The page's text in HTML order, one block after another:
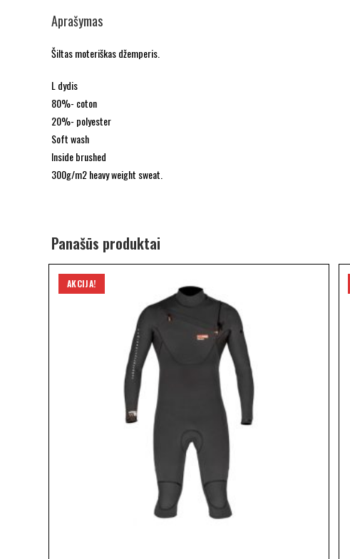
Aprašymas
Šiltas moteriškas džemperis.
L dydis
80%- coton
20%- polyester
Soft wash
Inside brushed
300g/m2 heavy weight sweat.
Panašūs produktai
AKCIJA!